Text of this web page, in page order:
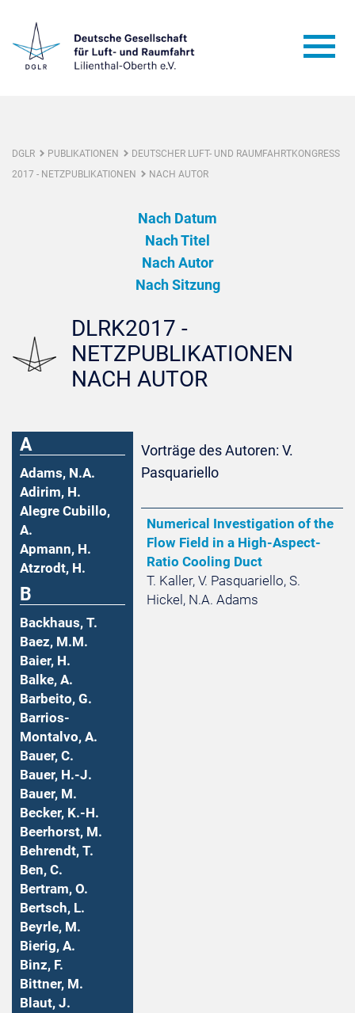
DGLR PUBLIKATIONEN
DEUTSCHER LUFT- UND RAUMFAHRTKONGRESS
2017 - NETZPUBLIKATIONEN
NACH AUTOR
Nach Datum
Nach Titel
Nach Autor
Nach Sitzung
DLRK2017 -
NETZPUBLIKATIONEN
NACH AUTOR
A
Adams, N.A.
Adirim, H.
Alegre Cubillo,
A.
Apmann, H.
Atzrodt, H.
B
Backhaus, T.
Baez, M.M.
Baier, H.
Balke, A.
Barbeito, G.
Barrios-
Montalvo, A.
Bauer, C.
Bauer, H.-J.
Bauer, M.
Becker, K.-H.
Beerhorst, M.
Behrendt, T.
Ben, C.
Bertram, O.
Bertsch, L.
Beyrle, M.
Bierig, A.
Binz, F.
Bittner, M.
Blaut, J.
Vorträge des Autoren: V.
Pasquariello
Numerical Investigation of the
Flow Field in a High-Aspect-
Ratio Cooling Duct
T. Kaller, V. Pasquariello, S.
Hickel, N.A. Adams